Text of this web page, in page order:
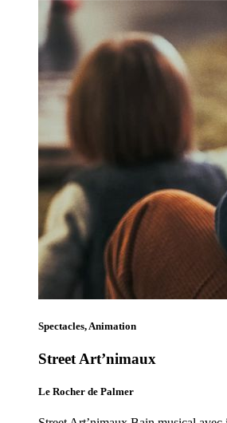
Spectacles, Animation
Street Art’nimaux
Le Rocher de Palmer